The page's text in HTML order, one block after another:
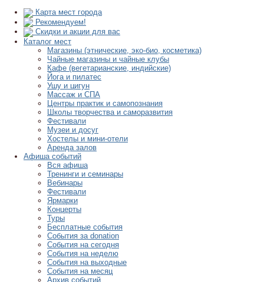
Карта мест города
Рекомендуем!
Скидки и акции для вас
Каталог мест
Магазины (этнические, эко-био, косметика)
Чайные магазины и чайные клубы
Кафе (вегетарианские, индийские)
Йога и пилатес
Ушу и цигун
Массаж и СПА
Центры практик и самопознания
Школы творчества и саморазвития
Фестивали
Музеи и досуг
Хостелы и мини-отели
Аренда залов
Афиша событий
Вся афиша
Тренинги и семинары
Вебинары
Фестивали
Ярмарки
Концерты
Туры
Бесплатные события
События за donation
События на сегодня
События на неделю
События на выходные
События на месяц
Архив событий